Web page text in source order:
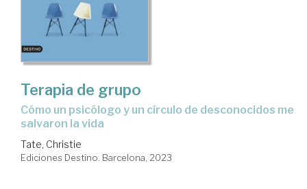
Terapia de grupo
cómo un psicólogo y un círculo de desconocidos me
salvaron la vida
Tate, Christie
Ediciones Destino. Barcelona, 2023